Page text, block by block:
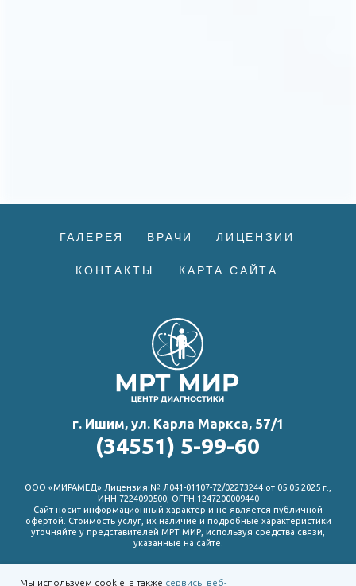
Мы используем cookie, а также сервисы веб-